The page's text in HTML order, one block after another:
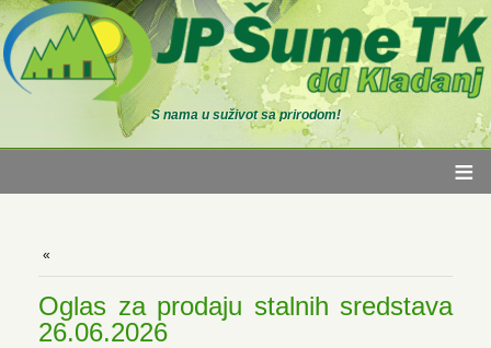
S nama u suživot sa prirodom!
≡
Oglas za prodaju stalnih sredstava
26.06.2026